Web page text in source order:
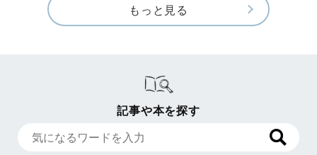
もっと見る
記事や本を探す